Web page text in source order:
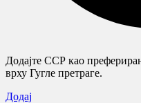
Додајте ССР као
врху Гугле претраге.
Додај